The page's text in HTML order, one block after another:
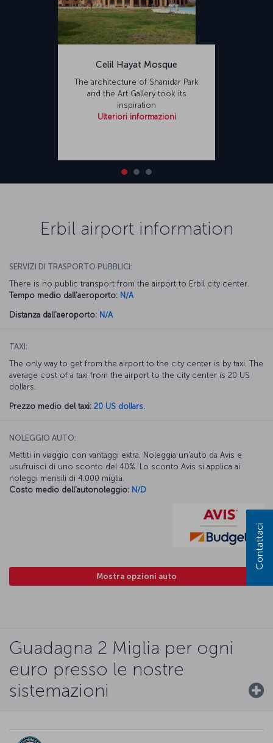
Celil Hayat Mosque
The architecture of Shanidar Park
and the Art Gallery took its
inspiration
Ulteriori informazioni
Erbil airport information
SERVIZI DI TRASPORTO PUBBLICI:
There is no public transport from the airport to Erbil city center.
Tempo medio dall'aeroporto: N/A
Distanza dall'aeroporto: N/A
TAXI:
The only way to get from the airport to the city center is by taxi. The
average cost of a taxi from the airport to the city center is 20 US
dollars.
Prezzo medio del taxi: 20 US dollars.
NOLEGGIO AUTO:
Mettiti in viaggio con vantaggi extra. Noleggia un'auto da Avis e
usufruisci di uno sconto del 40%. Lo sconto Avis si applica ai
noleggi mensili di 4.000 miglia.
Costo medio dell'autonoleggio: N/D
Mostra opzioni auto
Guadagna 2 Miglia per ogni
euro presso le nostre
sistemazioni
Contattaci